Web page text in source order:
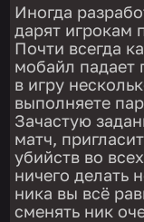
Иногда
дарят игрокам
Почти всегда
мобайл падает
в игру
выполняете
Зачастую
матч,
убийств во
ничего делать
ника вы всё
сменять ник